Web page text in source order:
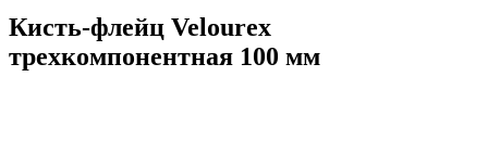
Кисть-флейц Velourex
трехкомпонентная 100 мм